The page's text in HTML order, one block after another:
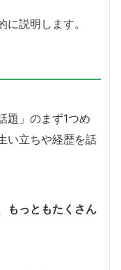
説明します。
題」のまず1つめ
い立ちや経歴を話
もっともたくさん